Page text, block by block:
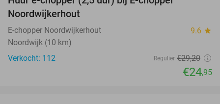
Noordwijkerhout
E-chopper Noordwijkerhout 9.6 star
Noordwijk (10 km)
Verkocht: 112
Regulier €29,20
€24,95